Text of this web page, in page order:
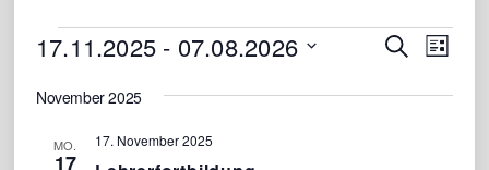
Veranstaltungen
Suche
S
L
s
17.11.2025 - 07.08.2026
a
November 2025
MO.
17
17. November 2025